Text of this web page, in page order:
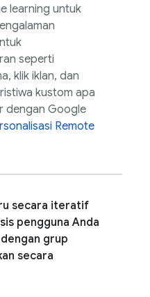
learning untuk
seperti
klik iklan, dan
kustom apa
dengan Google
Remote
secara iteratif
pengguna Anda
grup
secara